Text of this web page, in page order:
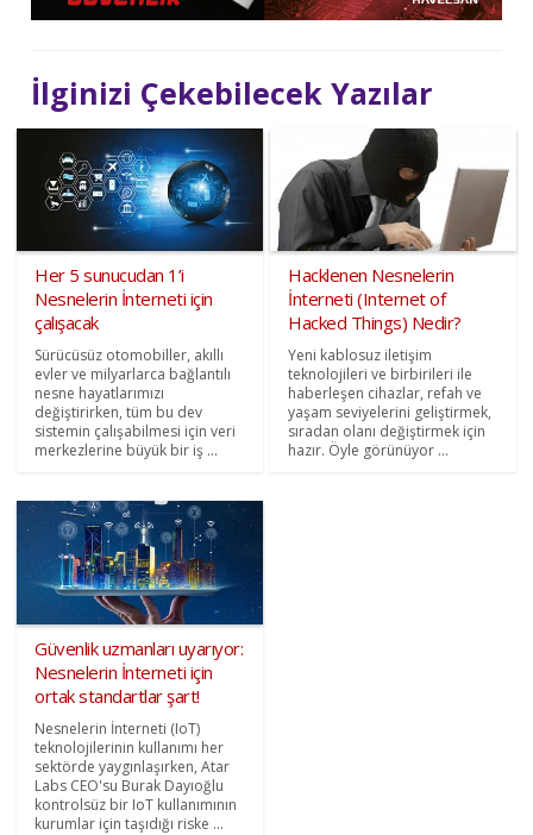
İlginizi Çekebilecek Yazılar
Her 5 sunucudan 1’i
Nesnelerin İnterneti için
çalışacak
Sürücüsüz otomobiller, akıllı
evler ve milyarlarca bağlantılı
nesne hayatlarımızı
değiştirirken, tüm bu dev
sistemin çalışabilmesi için veri
merkezlerine büyük bir iş ...
Hacklenen Nesnelerin
İnterneti (Internet of
Hacked Things) Nedir?
Yeni kablosuz iletişim
teknolojileri ve birbirileri ile
haberleşen cihazlar, refah ve
yaşam seviyelerini geliştirmek,
sıradan olanı değiştirmek için
hazır. Öyle görünüyor ...
Güvenlik uzmanları uyarıyor:
Nesnelerin İnterneti için
ortak standartlar şart!
Nesnelerin İnterneti (IoT)
teknolojilerinin kullanımı her
sektörde yaygınlaşırken, Atar
Labs CEO'su Burak Dayıoğlu
kontrolsüz bir IoT kullanımının
kurumlar için taşıdığı riske ...